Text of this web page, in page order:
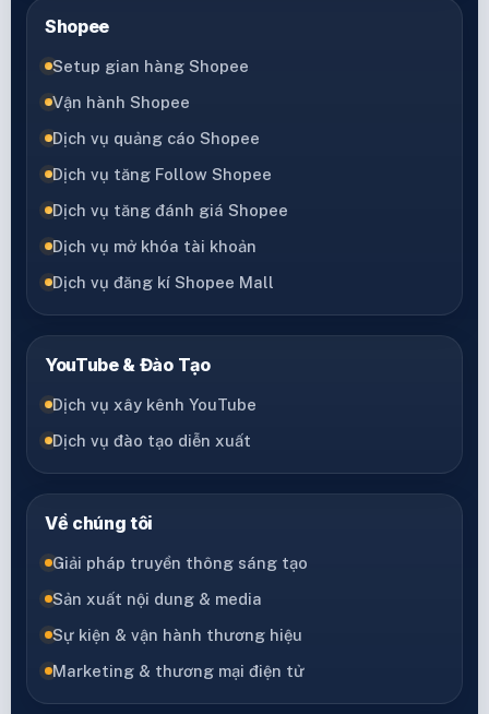
Shopee
Setup gian hàng Shopee
Vận hành Shopee
Dịch vụ quảng cáo Shopee
Dịch vụ tăng Follow Shopee
Dịch vụ tăng đánh giá Shopee
Dịch vụ mở khóa tài khoản
Dịch vụ đăng kí Shopee Mall
YouTube & Đào Tạo
Dịch vụ xây kênh YouTube
Dịch vụ đào tạo diễn xuất
Về chúng tôi
Giải pháp truyền thông sáng tạo
Sản xuất nội dung & media
Sự kiện & vận hành thương hiệu
Marketing & thương mại điện tử